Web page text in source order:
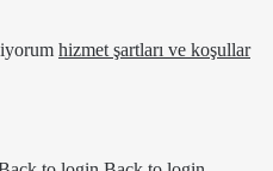
hizmet şartları ve koşullar